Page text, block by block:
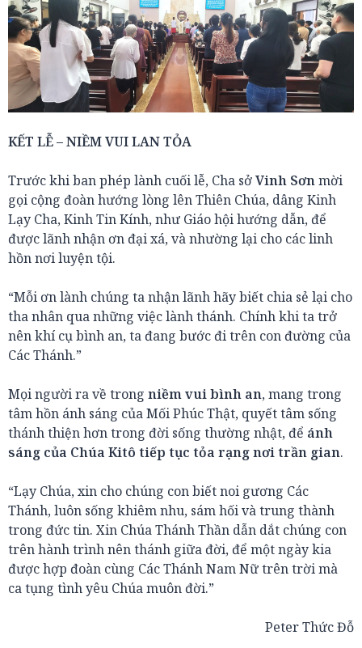
KẾT LỄ – NIỀM VUI LAN TỎA
Trước khi ban phép lành cuối lễ, Cha sởVinh Sơnmời
gọi cộng đoàn hướng lòng lên Thiên Chúa, dâng Kinh
Lạy Cha, Kinh Tin Kính, như Giáo hội hướng dẫn, để
được lãnh nhận ơn đại xá, và nhường lại cho các linh
hồn nơi luyện tội.
“Mỗi ơn lành chúng ta nhận lãnh hãy biết chia sẻ lại cho
tha nhân qua những việc lành thánh. Chính khi ta trở
nên khí cụ bình an, ta đang bước đi trên con đường của
Các Thánh.”
Mọi người ra về trong niềm vui bình an, mang trong
tâm hồn ánh sáng của Mối Phúc Thật, quyết tâm sống
thánh thiện hơn trong đời sống thường nhật, để ánh
sáng của Chúa Kitô tiếp tục tỏa rạng nơi trần gian.
“Lạy Chúa, xin cho chúng con biết noi gương Các
Thánh, luôn sống khiêm nhu, sám hối và trung thành
trong đức tin. Xin Chúa Thánh Thần dẫn dắt chúng con
trên hành trình nên thánh giữa đời, để một ngày kia
được hợp đoàn cùng Các Thánh Nam Nữ trên trời mà
ca tụng tình yêu Chúa muôn đời.”
Peter Thức Đỗ